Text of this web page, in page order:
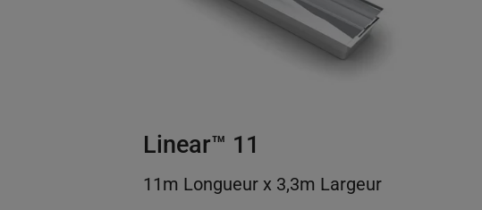
Linear™ 11
11m Longueur x 3,3m Largeur